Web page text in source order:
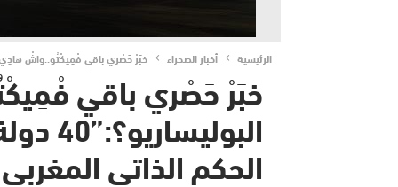
الرئيسية أخبار الصحراء خبَرْ حَصْري باقي فْمِيكْتُو..واشْ هادِي بداية نهاية البوليساريو؟:”40 دولة
خبَرْ حَصْري باقي
الحكم الذاتي